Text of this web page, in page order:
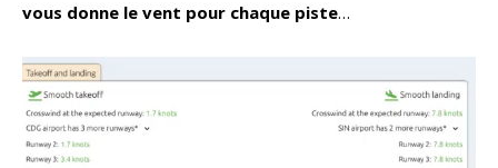
vous donne le vent pour chaque piste…